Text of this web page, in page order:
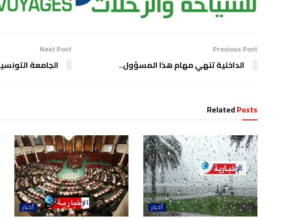
Previous Post
الداخلية تنهي مهام هذا المسؤول..
Next Post
الجامعة
RelatedPosts
أخبار أخبار